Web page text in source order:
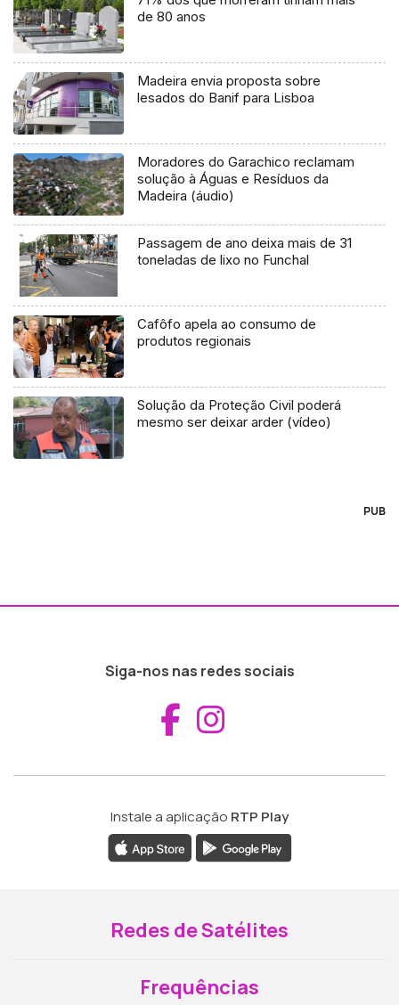
de 80 anos
Madeira envia proposta sobre
lesados do Banif para Lisboa
Moradores do Garachico reclamam
solução à Águas e Resíduos da
Madeira (áudio)
Passagem de ano deixa mais de 31
toneladas de lixo no Funchal
Cafôfo apela ao consumo de
produtos regionais
Solução da Proteção Civil poderá
mesmo ser deixar arder (vídeo)
PUB
Siga-nos nas redes sociais
Aceder ao
Instale a aplicação RTP Play
Redes de Satélites
Frequências